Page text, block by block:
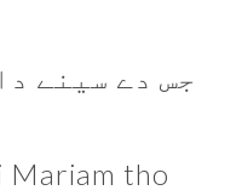
جس دے سینے
Mariam tho